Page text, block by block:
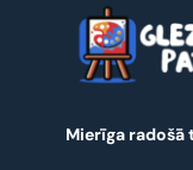
Mierīga